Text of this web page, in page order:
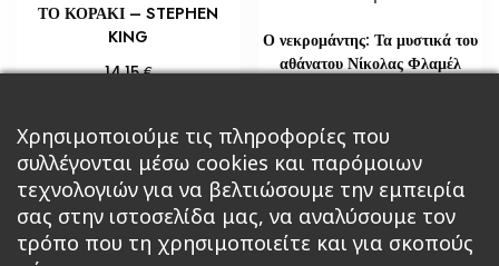
ΤΟ ΚΟΡΑΚΙ – STEPHEN
KING
14,15€
Ο νεκρομάντης: Τα μυστικά του
αθάνατου Νίκολας Φλαμέλ
Διαβάστε περισσότερα
Χρησιμοποιούμε τις πληροφορίες που
συλλέγονται μέσω cookies και παρόμοιων
τεχνολογιών για να βελτιώσουμε την εμπειρία
σας στην ιστοσελίδα μας, να αναλύσουμε τον
τρόπο που τη χρησιμοποιείτε και για σκοπούς